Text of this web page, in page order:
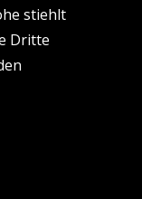
stiehlt
Dritte